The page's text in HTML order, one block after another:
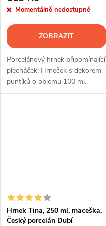
Momentálně nedostupné
ZOBRAZIT
Porcelánový hrnek připomínající
plecháček. Hrneček s dekorem
puntíků o objemu 100 ml.
Hrnek Tina, 250 ml, maceška,
Český porcelán Dubí